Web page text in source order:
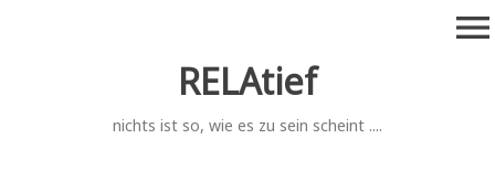
RELAtief
nichts ist so, wie es zu sein scheint ....
menu